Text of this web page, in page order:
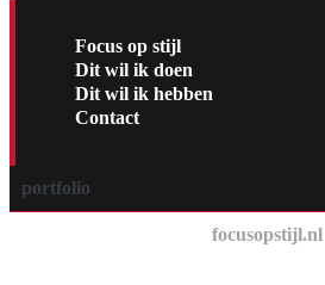
Focus op stijl
Dit wil ik doen
Dit wil ik hebben
Contact
portfolio
focusopstijl.nl